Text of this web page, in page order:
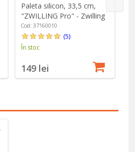
Paleta silicon, 33,5 cm,
"ZWILLING Pro" - Zwilling
Cod: 37160010
(5)
În stoc
149 lei